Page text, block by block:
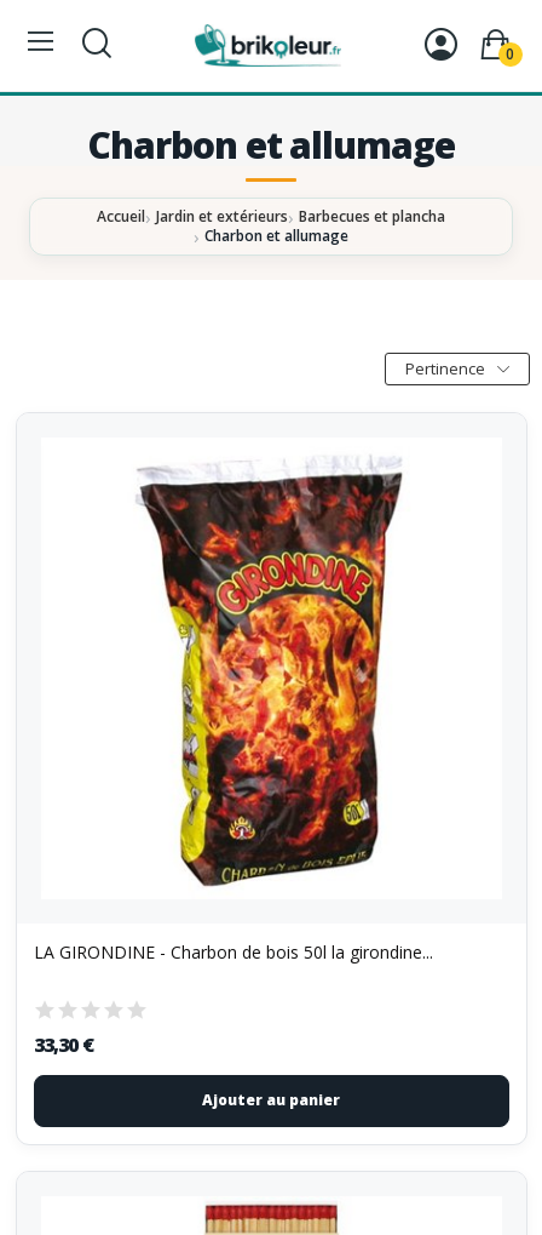
0
Charbon et allumage
Accueil Jardin et extérieurs Barbecues et plancha
Charbon et allumage
Pertinence
LA GIRONDINE - Charbon de bois 50l la girondine...
33,30 €
Ajouter au panier